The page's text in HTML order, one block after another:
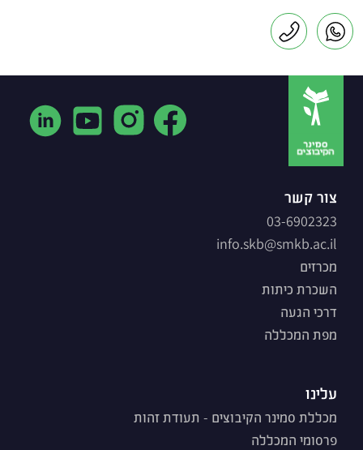
צור קשר
03-6902323
info.skb@smkb.ac.il
מכרזים
השכרת כיתות
דרכי הגעה
מפת המכללה
עלינו
מכללת סמינר הקיבוצים - תעודת זהות
פרסומי המכללה